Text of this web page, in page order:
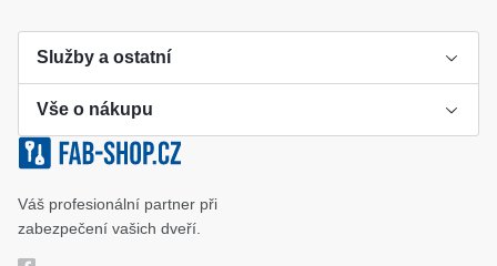
Služby a ostatní
Výroba klíče
Klíčové systémy
Katalog
Vše o nákupu
Cookies a podmínky používání
Ochrana osobních údajů
Váš profesionální partner při
zabezpečení vašich dveří.